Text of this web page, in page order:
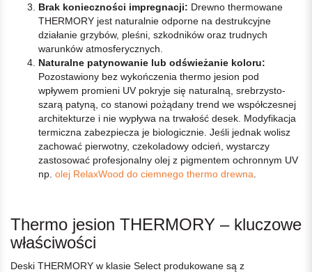
Brak konieczności impregnacji: Drewno thermowane
THERMORY jest naturalnie odporne na destrukcyjne
działanie grzybów, pleśni, szkodników oraz trudnych
warunków atmosferycznych.
Naturalne patynowanie lub odświeżanie koloru:
Pozostawiony bez wykończenia thermo jesion pod
wpływem promieni UV pokryje się naturalną, srebrzysto-
szarą patyną, co stanowi pożądany trend we współczesnej
architekturze i nie wypływa na trwałość desek. Modyfikacja
termiczna zabezpiecza je biologicznie. Jeśli jednak wolisz
zachować pierwotny, czekoladowy odcień, wystarczy
zastosować profesjonalny olej z pigmentem ochronnym UV
np. olej RelaxWood do ciemnego thermo drewna
Thermo jesion THERMORY – kluczowe
właściwości
Deski THERMORY w klasie Select produkowane są z